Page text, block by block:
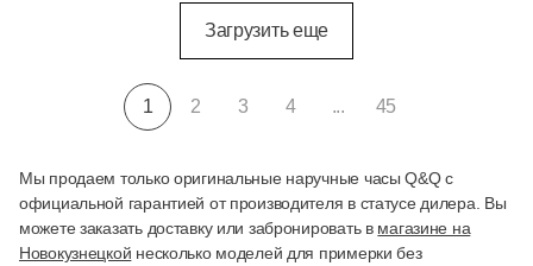
Загрузить еще
1 2 3 4 ... 45
Мы продаем только оригинальные наручные часы Q&Q с
официальной гарантией от производителя в статусе дилера. Вы
можете заказать доставку или забронировать в магазине на
Новокузнецкой несколько моделей для примерки без